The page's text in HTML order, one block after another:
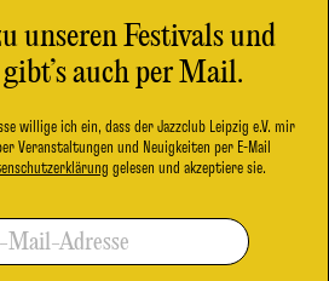
unseren Festivals und
auch per Mail.
willige ich ein, dass der Jazzclub Leipzig e.V. mir
Veranstaltungen und Neuigkeiten per E-Mail
gelesen und akzeptiere sie.
Mail-Adresse